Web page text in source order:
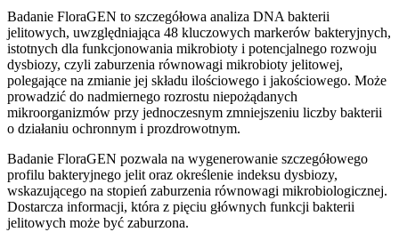
Badanie FloraGEN to szczegółowa analiza DNA bakterii
jelitowych, uwzględniająca 48 kluczowych markerów bakteryjnych,
istotnych dla funkcjonowania mikrobioty i potencjalnego rozwoju
dysbiozy, czyli zaburzenia równowagi mikrobioty jelitowej,
polegające na zmianie jej składu ilościowego i jakościowego. Może
prowadzić do nadmiernego rozrostu niepożądanych
mikroorganizmów przy jednoczesnym zmniejszeniu liczby bakterii
o działaniu ochronnym i prozdrowotnym.
Badanie FloraGEN pozwala na wygenerowanie szczegółowego
profilu bakteryjnego jelit oraz określenie indeksu dysbiozy,
wskazującego na stopień zaburzenia równowagi mikrobiologicznej.
Dostarcza informacji, która z pięciu głównych funkcji bakterii
jelitowych może być zaburzona.